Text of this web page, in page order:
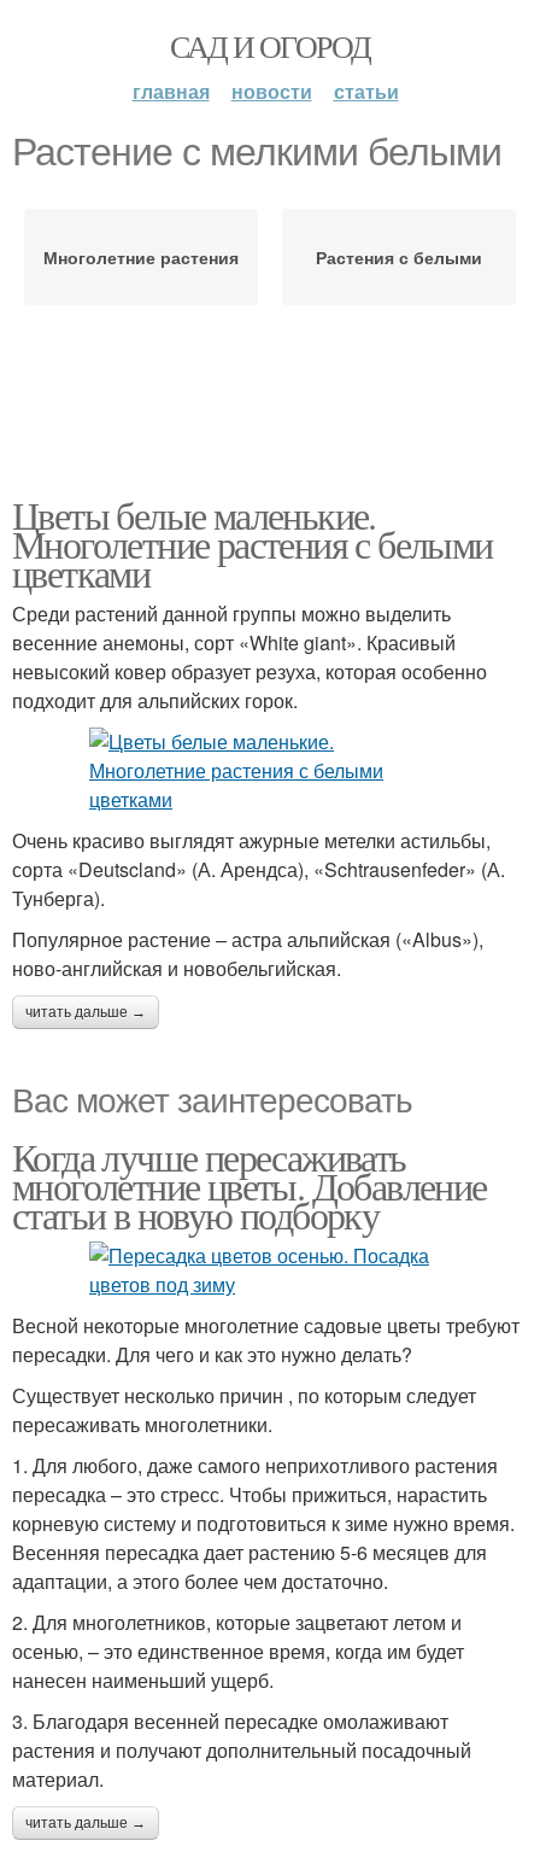
САД И ОГОРОД
главная новости статьи
Растение с мелкими белыми
Многолетние растения Растения с белыми
Цветы белые маленькие.
Многолетние растения с белыми
цветками
Среди растений данной группы можно выделить
весенние анемоны, сорт «White giant». Красивый
невысокий ковер образует резуха, которая особенно
подходит для альпийских горок.
Очень красиво выглядят ажурные метелки астильбы,
сорта «Deutscland» (А. Арендса), «Schtrausenfeder» (А.
Тунберга).
Популярное растение – астра альпийская («Albus»),
ново-английская и новобельгийская.
читать дальше →
Вас может заинтересовать
Когда лучше пересаживать
многолетние цветы. Добавление
статьи в новую подборку
Весной некоторые многолетние садовые цветы требуют
пересадки. Для чего и как это нужно делать?
Существует несколько причин , по которым следует
пересаживать многолетники.
1. Для любого, даже самого неприхотливого растения
пересадка – это стресс. Чтобы прижиться, нарастить
корневую систему и подготовиться к зиме нужно время.
Весенняя пересадка дает растению 5-6 месяцев для
адаптации, а этого более чем достаточно.
2. Для многолетников, которые зацветают летом и
осенью, – это единственное время, когда им будет
нанесен наименьший ущерб.
3. Благодаря весенней пересадке омолаживают
растения и получают дополнительный посадочный
материал.
читать дальше →